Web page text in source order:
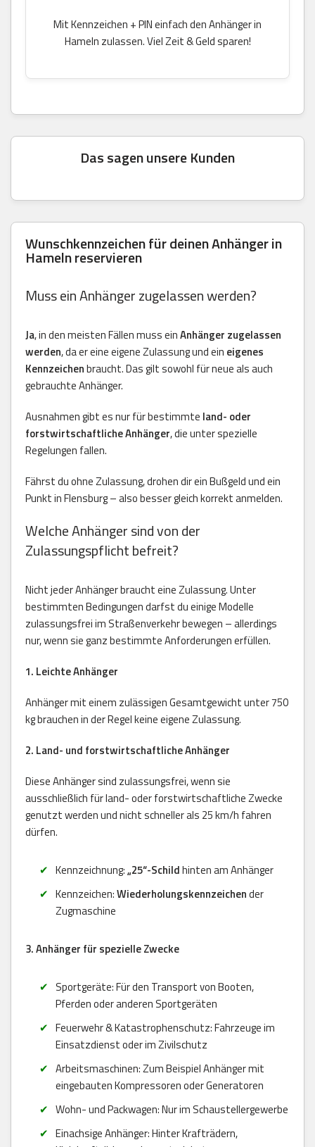
Mit Kennzeichen + PIN einfach den Anhänger in
Hameln zulassen. Viel Zeit & Geld sparen!
Das sagen unsere Kunden
Wunschkennzeichen für deinen Anhänger in
Hameln reservieren
Muss ein Anhänger zugelassen werden?
Ja, in den meisten Fällen muss einAnhänger zugelassen
werden, da er eine eigene Zulassung und ein eigenes
Kennzeichenbraucht. Das gilt sowohl für neue als auch
gebrauchte Anhänger.
Ausnahmen gibt es nur für bestimmte land- oder
forstwirtschaftliche Anhänger, die unter spezielle
Regelungen fallen.
Fährst du ohne Zulassung, drohen dir ein Bußgeld und ein
Punkt in Flensburg – also besser gleich korrekt anmelden.
Welche Anhänger sind von der
Zulassungspflicht befreit?
Nicht jeder Anhänger braucht eine Zulassung. Unter
bestimmten Bedingungen darfst du einige Modelle
zulassungsfrei im Straßenverkehr bewegen – allerdings
nur, wenn sie ganz bestimmte Anforderungen erfüllen.
1. Leichte Anhänger
Anhänger mit einem zulässigen Gesamtgewicht unter 750
kg brauchen in der Regel keine eigene Zulassung.
2. Land- und forstwirtschaftliche Anhänger
Diese Anhänger sind zulassungsfrei, wenn sie
ausschließlich für land- oder forstwirtschaftliche Zwecke
genutzt werden und nicht schneller als 25 km/h fahren
dürfen.
Kennzeichnung:„25“-Schildhinten am Anhänger
Kennzeichen:Wiederholungskennzeichender
Zugmaschine
3. Anhänger für spezielle Zwecke
Sportgeräte: Für den Transport von Booten,
Pferden oder anderen Sportgeräten
Feuerwehr & Katastrophenschutz: Fahrzeuge im
Einsatzdienst oder im Zivilschutz
Arbeitsmaschinen: Zum Beispiel Anhänger mit
eingebauten Kompressoren oder Generatoren
Wohn- und Packwagen: Nur im Schaustellergewerbe
Einachsige Anhänger: Hinter Krafträdern,